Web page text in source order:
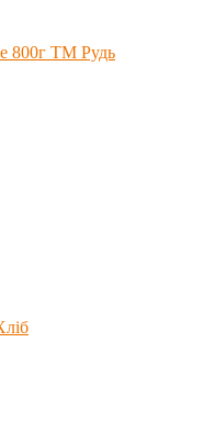
800г ТМ Рудь